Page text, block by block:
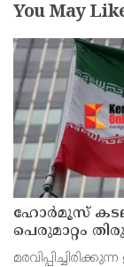
You May
ഹോര്‍മൂസ്
പെരുമാറ്റം
ദേശീയ